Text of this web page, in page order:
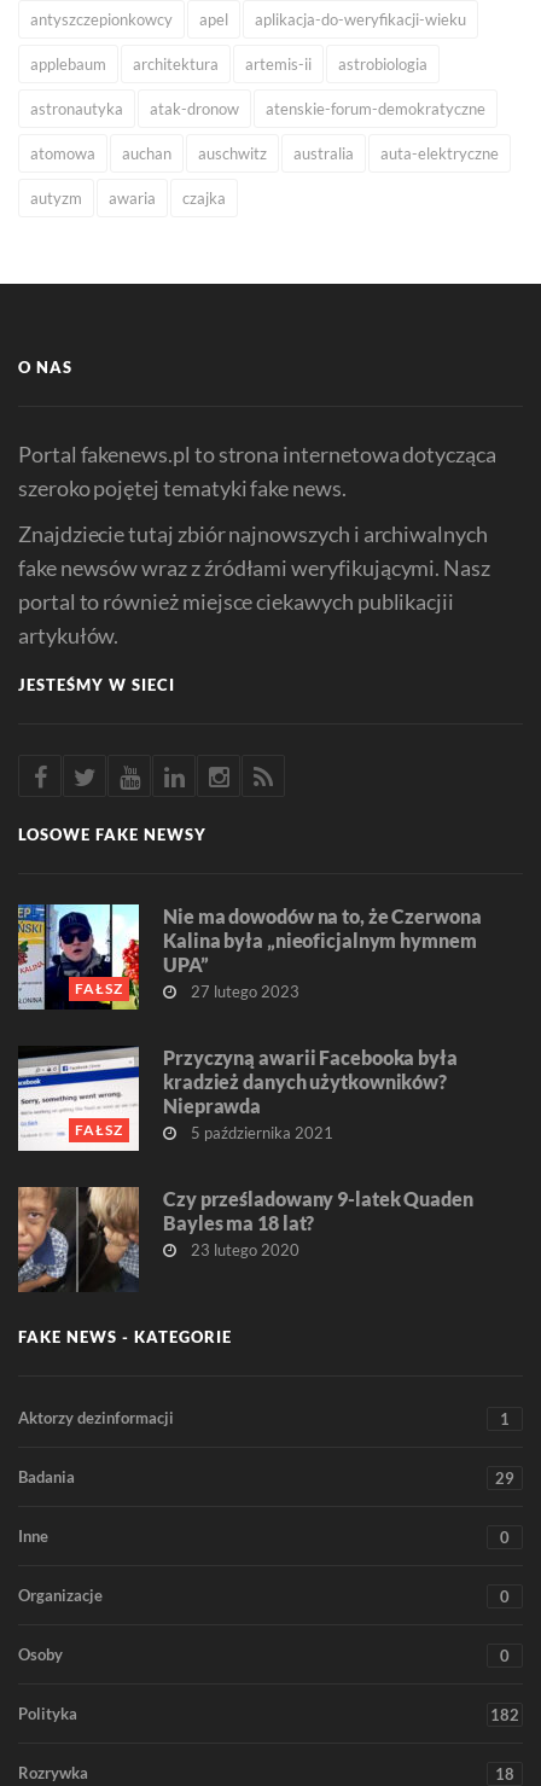
antyszczepionkowcy apel aplikacja-do-weryfikacji-wieku
applebaum architektura artemis-ii astrobiologia
astronautyka atak-dronow atenskie-forum-demokratyczne
atomowa auchan auschwitz australia auta-elektryczne
autyzm awaria czajka
O NAS
Portal fakenews.pl to strona internetowa dotycząca
szeroko pojętej tematyki fake news.
Znajdziecie tutaj zbiór najnowszych i archiwalnych
fake newsów wraz z źródłami weryfikującymi. Nasz
portal to również miejsce ciekawych publikacjii
artykułów.
JESTEŚMY W SIECI
LOSOWE FAKE NEWSY
FAŁSZ
Nie ma dowodów na to, że Czerwona
Kalina była „nieoficjalnym hymnem
UPA”
27 lutego 2023
FAŁSZ
Przyczyną awarii Facebooka była
kradzież danych użytkowników?
Nieprawda
5 października 2021
Czy prześladowany 9-latek Quaden
Bayles ma 18 lat?
23 lutego 2020
FAKE NEWS - KATEGORIE
Aktorzy dezinformacji 1
Badania 29
Inne 0
Organizacje 0
Osoby 0
Polityka 182
Rozrywka 18